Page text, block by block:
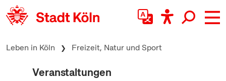
zum Inhalt springen
Leben in Köln Freizeit, Natur und Sport
Veranstaltungen